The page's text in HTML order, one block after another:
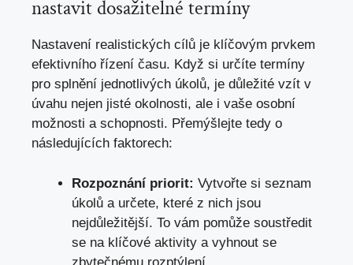
nastavit dosažitelné termíny
Nastavení realistických cílů je klíčovým prvkem
efektivního řízení času. Když si určíte termíny
pro splnění jednotlivých úkolů, je důležité vzít v
úvahu nejen jisté okolnosti, ale i vaše osobní
možnosti a schopnosti. Přemýšlejte tedy o
následujících faktorech:
Rozpoznání priorit: Vytvořte si seznam
úkolů a určete, které z nich jsou
nejdůležitější. To vám pomůže soustředit
se na klíčové aktivity a vyhnout se